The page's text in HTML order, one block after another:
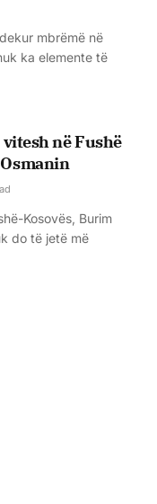
mbrëmë në
ka elemente të
në Fushë
Kosovës, Burim
do të jetë më